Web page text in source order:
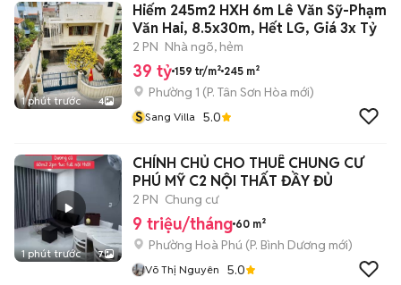
1 phút trước 4
Hiếm 245m2 HXH 6m Lê Văn Sỹ-Phạm
Văn Hai, 8.5x30m, Hết LG, Giá 3x Tỷ
2 PN Nhà ngõ, hẻm
39 tỷ 159 tr/m² 245 m²
Phường 1 (P. Tân Sơn Hòa mới)
S Sang Villa 5.0
1 phút trước 7
CHÍNH CHỦ CHO THUÊ CHUNG CƯ
PHÚ MỸ C2 NỘI THẤT ĐẦY ĐỦ
2 PN Chung cư
9 triệu/tháng 60 m²
Phường Hoà Phú (P. Bình Dương mới)
Võ Thị Nguyên 5.0